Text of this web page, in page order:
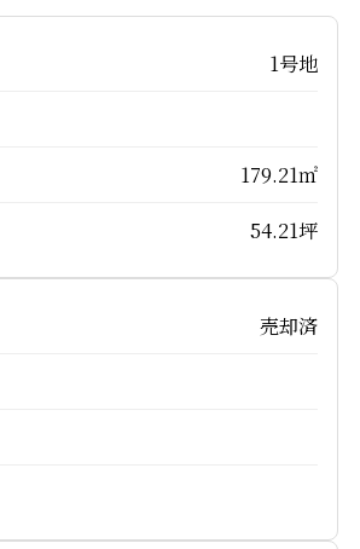
1号地
179.21㎡
54.21坪
売却済